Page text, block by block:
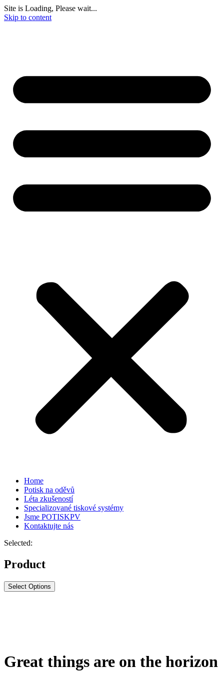
Site is Loading, Please wait...
Skip to content
Home
Potisk na oděvů
Léta zkušeností
Specializované tiskové systémy
Jsme POTISKPV
Kontaktujte nás
Selected:
Product
Select Options
Great things are on the horizon